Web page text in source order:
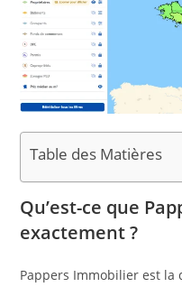
Table des Matières
Qu’est-ce que
exactement ?
Pappers Immobilier est